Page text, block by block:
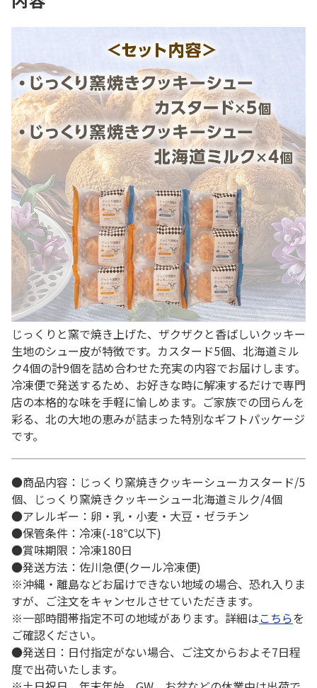
じっくりと窯で焼き上げた、ザクザクと香ばしいクッキー
生地のシュー皮が特徴です。カスタード5個、北海道ミル
ク4個の計9個を詰め合わせた充実の内容でお届けします。
冷凍便で発送するため、お好きな時に解凍するだけで専門
店の本格的な味を手軽に愉しめます。ご家族での団らんを
彩る、北の大地の恵みが詰まった特別なギフトパッケージ
です。
●商品内容：じっくり窯焼きクッキーシューカスタード/5
個、じっくり窯焼きクッキーシュー北海道ミルク/4個
●アレルギー：卵・乳・小麦・大豆・ゼラチン
●保管条件：冷凍(-18℃以下)
●賞味期限：冷凍180日
●発送方法：佐川急便(クール冷凍便)
※沖縄・離島などお届けできない地域の場合、恐れ入りま
すが、ご注文をキャンセルさせていただきます。
※一部時間帯指定不可の地域があります。詳細はこちらを
ご確認ください。
●発送日：日付指定がない場合、ご注文からおよそ7日程
度で出荷いたします。